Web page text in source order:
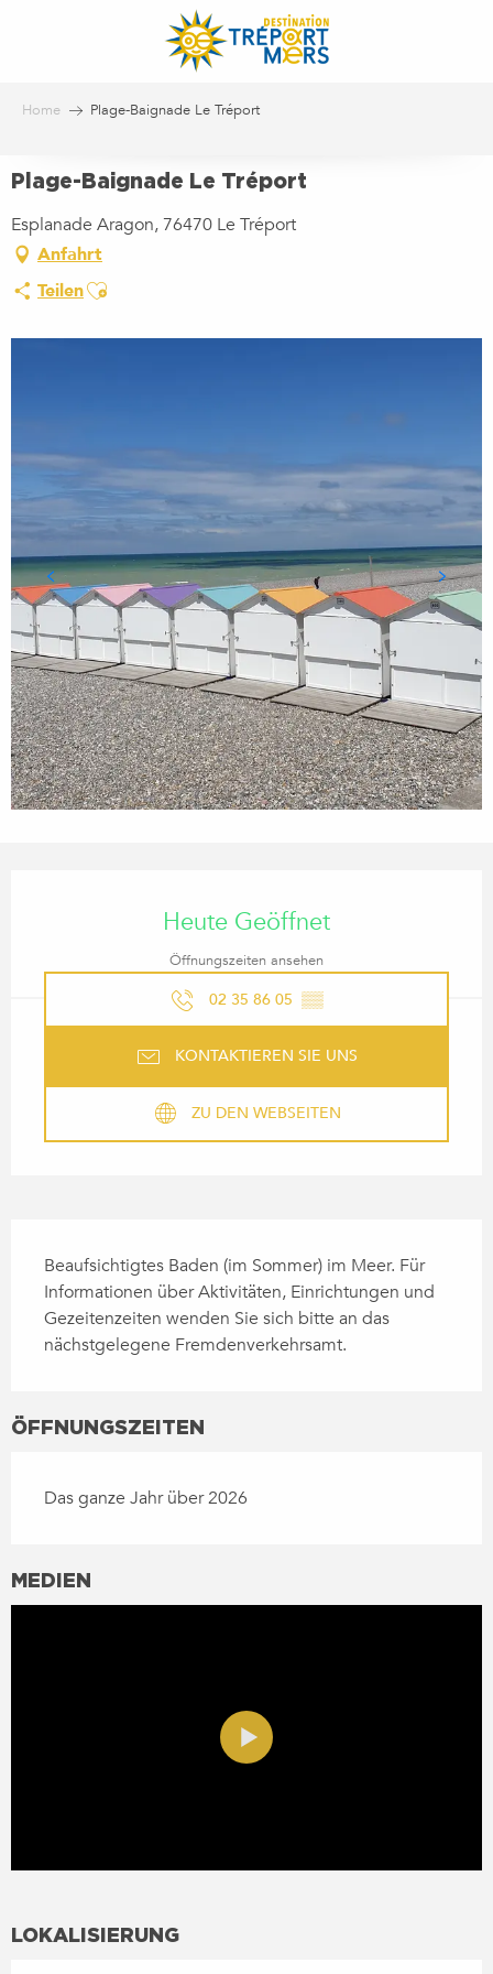
Home Plage-Baignade Le Tréport
Plage-Baignade Le Tréport
Esplanade Aragon, 76470 Le Tréport
Anfahrt
TeilenAjouter aux favoris
Heute Geöffnet
Öffnungszeiten ansehen
02 35 86 05 ▒▒
KONTAKTIEREN SIE UNS
ZU DEN WEBSEITEN
Beaufsichtigtes Baden (im Sommer) im Meer. Für
Informationen über Aktivitäten, Einrichtungen und
Gezeitenzeiten wenden Sie sich bitte an das
nächstgelegene Fremdenverkehrsamt.
ÖFFNUNGSZEITEN
Das ganze Jahr über 2026
MEDIEN
LOKALISIERUNG